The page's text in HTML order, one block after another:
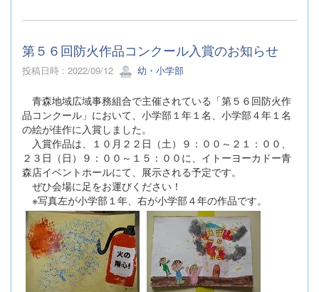
第５６回防火作品コンクール入賞のお知らせ
投稿日時 : 2022/09/12 幼・小学部
青森地域広域事務組合で主催されている「第５６回防火作
品コンクール」において、小学部１年１名、小学部４年１名
の絵が佳作に入賞しました。
入賞作品は、１０月２２日（土）９：００～２１：００、
２３日（日）９：００～１５：００に、イトーヨーカドー青
森店イベントホールにて、展示される予定です。
ぜひ会場に足をお運びください！
※写真左が小学部１年、右が小学部４年の作品です。